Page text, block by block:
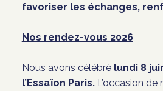
favoriser les échanges,
Nos rendez-vous 2026
Nous avons célébrélundi 8
l’Essaïon Paris. L’occasion de